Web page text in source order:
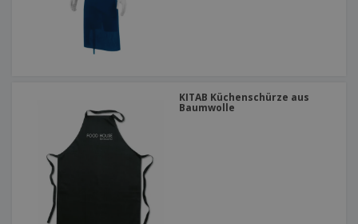
KITAB Küchenschürze aus
Baumwolle